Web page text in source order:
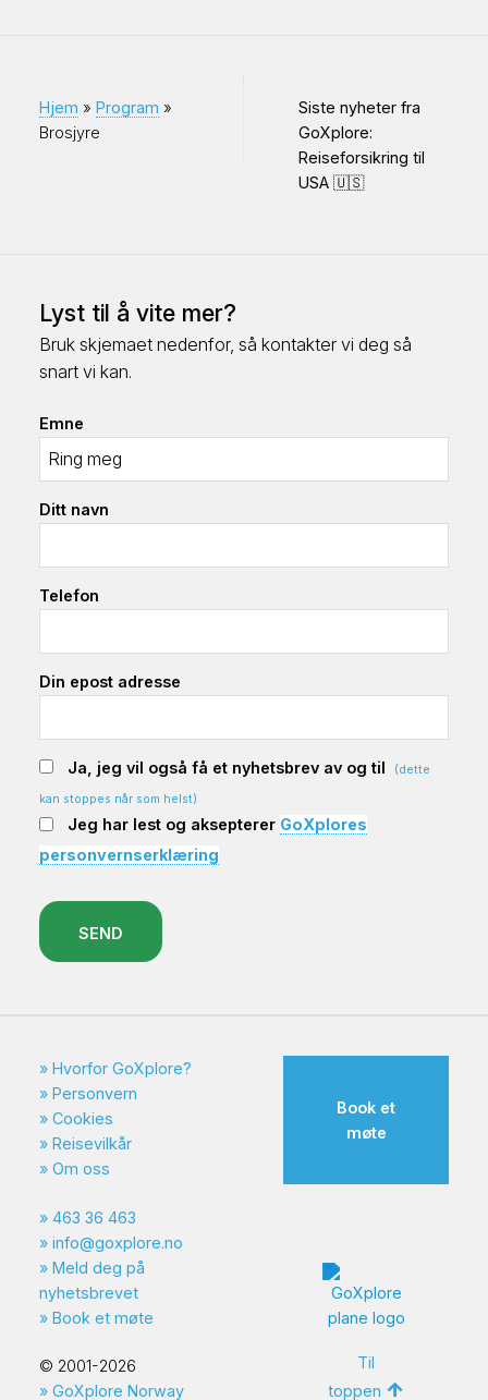
Hjem » Program »
Brosjyre
Siste nyheter fra
GoXplore:
Reiseforsikring til
USA 🇺🇸
Lyst til å vite mer?
Bruk skjemaet nedenfor, så kontakter vi deg så
snart vi kan.
Emne
Ditt navn
Telefon
Din epost adresse
Ja, jeg vil også få et nyhetsbrev av og til (dette
kan stoppes når som helst)
Jeg har lest og aksepterer GoXplores
personvernserklæring
SEND
Hvorfor GoXplore?
Personvern
Cookies
Reisevilkår
Om oss
463 36 463
info@goxplore.no
Meld deg på
nyhetsbrevet
Book et møte
© 2001-2026
GoXplore Norway
Book et
møte
Til
toppen